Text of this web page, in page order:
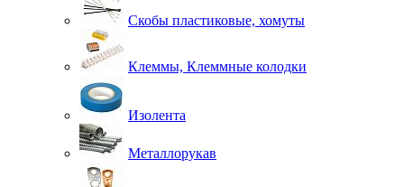
Скобы пластиковые, хомуты
Клеммы, Клеммные колодки
Изолента
Металлорукав